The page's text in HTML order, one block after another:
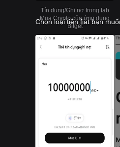
Tín dụng/Ghi nợ trong tab
Mua Crypto của ứng dụng
Bitget
Chọn loại tiền fiat bạn